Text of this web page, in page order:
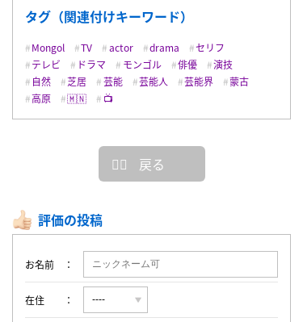
タグ（関連付けキーワード）
Mongol TV actor drama
セリフ
テレビ
ドラマ モンゴル 俳優
演技
自然
芝居 芸能 芸能人 芸能界
蒙古
高原
🇲🇳 📺
戻る
評価の投稿
お名前
在住